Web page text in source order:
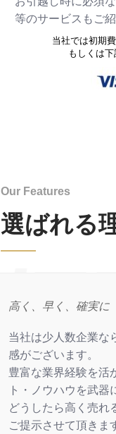
等のサービスもご紹
当社では初期
もしくは
//
Our Features
選ばれる
高く、早く、確実に
当社は少人数企業な
感がございます。
豊富な業界経験を活
ト・ノウハウを武器
どうしたら高く売れ
ご提示させて頂きま